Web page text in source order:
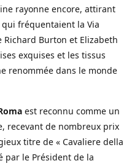
rayonne encore, attirant
fréquentaient la Via
Richard Burton et Elizabeth
exquises et les tissus
renommée dans le monde
est reconnu comme un
recevant de nombreux prix
titre de « Cavaliere della
par le Président de la